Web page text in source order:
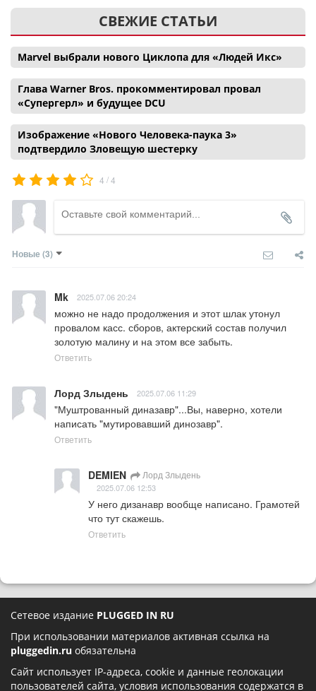
СВЕЖИЕ СТАТЬИ
Marvel выбрали нового Циклопа для «Людей Икс»
Глава Warner Bros. прокомментировал провал
«Супергерл» и будущее DCU
Изображение «Нового Человека-паука 3»
подтвердило Зловещую шестерку
4 /4
Новые (3)
Mk 2025.07.06 20:24
можно не надо продолжения и этот шлак утонул
провалом касс. сборов, актерский состав получил
золотую малину и на этом все забыть.
Ответить
Лорд Злыдень 2025.07.06 11:29
"Муштрованный диназавр"...Вы, наверно, хотели
написать "мутировавший динозавр".
Ответить
DEMIEN Лорд Злыдень
2025.07.06 12:53
У него дизанавр вообще написано. Грамотей
что тут скажешь.
Ответить
Сетевое издание PLUGGED IN RU
При использовании материалов активная ссылка на
pluggedin.ru обязательна
Сайт использует IP-адреса, cookie и данные геолокации
пользователей сайта, условия использования содержатся в